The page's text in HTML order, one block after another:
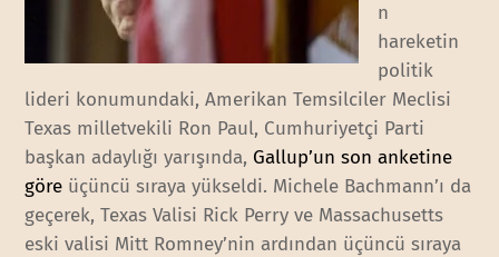
n
hareketin
politik
lideri konumundaki, Amerikan Temsilciler Meclisi
Texas milletvekili Ron Paul, Cumhuriyetçi Parti
başkan adaylığı yarışında, Gallup’un son anketine
göre üçüncü sıraya yükseldi. Michele Bachmann’ı da
geçerek, Texas Valisi Rick Perry ve Massachusetts
eski valisi Mitt Romney’nin ardından üçüncü sıraya